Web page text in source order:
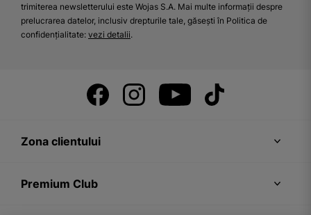
trimiterea newsletterului este Wojas S.A. Mai multe informații despre
prelucrarea datelor, inclusiv drepturile tale, găsești în Politica de
confidențialitate: vezi detalii.
Zona clientului
Premium Club